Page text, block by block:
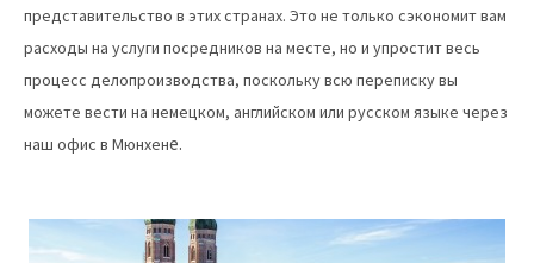
представительство в этих странах. Это не только сэкономит вам
расходы на услуги посредников на месте, но и упростит весь
процесс делопроизводства, поскольку всю переписку вы
можете вести на немецком, английском или русском языке через
наш офис в Мюнхене.